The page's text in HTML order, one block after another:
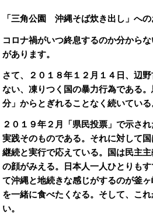
「三角公園 沖縄そば炊き出し」へ
コロナ禍がいつ終息するのか分から
があります。
さて、２０１８年１２月１４日、辺
ない、凍りつく国の暴力行為である
分」からとぎれることなく続いている
２０１９年２月「県民投票」で示さ
実践そのものである。それに対して
継続と実行で応えている。国は民主
の顔がみえる。日本人一人ひとりも
て沖縄と地続きな感じがするのが釜
を一緒に食べたくなる。そして、こ
い。